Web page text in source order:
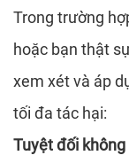
*
Trong trường
hoặc bạn thật
xem xét và áp
tối đa tác hại:
Tuyệt đối